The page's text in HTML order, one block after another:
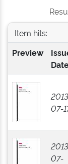
Item hits:
Preview
07-
07-